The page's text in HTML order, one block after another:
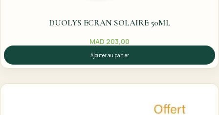
DUOLYS ECRAN SOLAIRE 50ML
MAD 203,00
Ajouter au panier